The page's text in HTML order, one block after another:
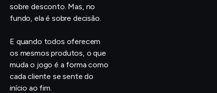
sobre desconto. Mas, no
fundo, ela é sobre decisão.
E quando todos oferecem
os mesmos produtos, o que
muda o jogo é a forma como
cada cliente se sente do
início ao fim.